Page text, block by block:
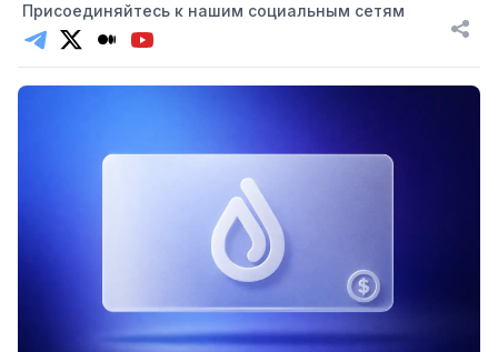
Присоединяйтесь к нашим социальным сетям